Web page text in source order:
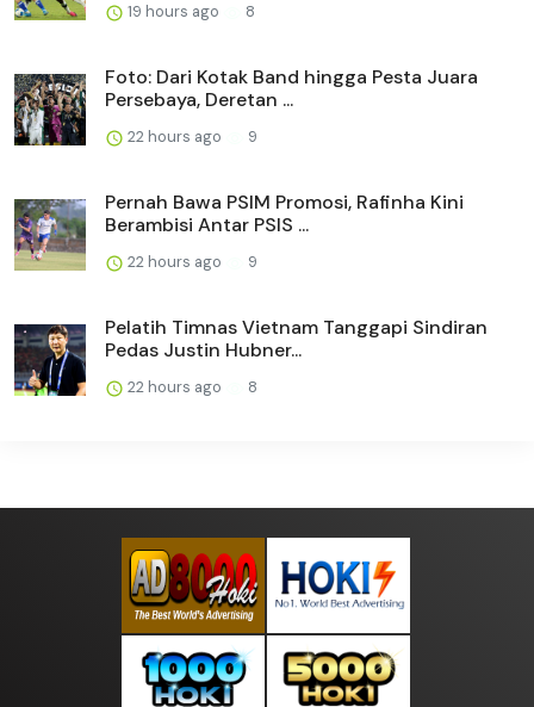
19 hours ago 8
Foto: Dari Kotak Band hingga Pesta Juara
Persebaya, Deretan ...
22 hours ago 9
Pernah Bawa PSIM Promosi, Rafinha Kini
Berambisi Antar PSIS ...
22 hours ago 9
Pelatih Timnas Vietnam Tanggapi Sindiran
Pedas Justin Hubner...
22 hours ago 8